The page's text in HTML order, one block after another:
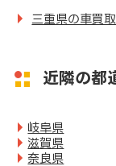
三重県の車買取
近隣の都
岐阜県
滋賀県
奈良県